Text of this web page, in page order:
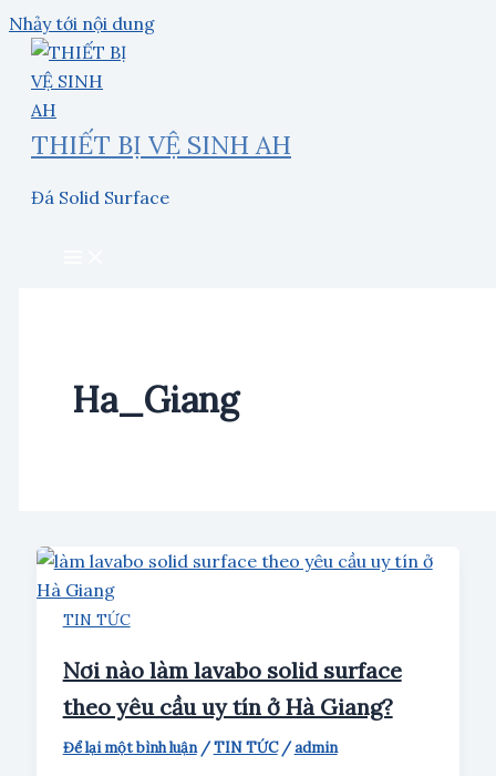
Nhảy tới nội dung
THIẾT BỊ VỆ SINH AH
Đá Solid Surface
Ha_Giang
TIN TỨC
Nơi nào làm lavabo solid surface
theo yêu cầu uy tín ở Hà Giang?
Để lại một bình luận /TIN TỨC/admin